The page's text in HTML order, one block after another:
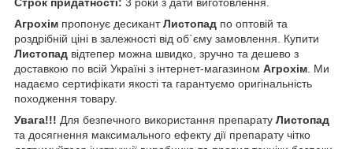
Строк придатності: 3 роки з дати виготовлення.
Агрохім пропонує десикантЛистопад по оптовій та
роздрібній ціні в залежності від об`єму замовлення. Купити
Листопад відтепер можна швидко, зручно та дешево з
доставкою по всій Україні з інтернет-магазином Агрохім. Ми
надаємо сертифікати якості та гарантуємо оригінальність
походження товару.
Увага!!! Для безпечного використання препарату Листопад
та досягнення максимального ефекту дії препарату чітко